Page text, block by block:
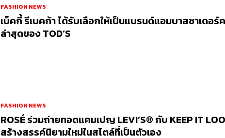
FASHION NEWS
เบ็คกี้ รีเบคก้า ได้รับเลือกให้เป็นแบรนด์แอมบาสซาเดอร์
ล่าสุดของ TOD’S
FASHION NEWS
ROSÉ ร่วมถ่ายทอดแคมเปญ LEVI’S® กับ KEEP IT
สร้างสรรค์นิยามใหม่ในสไตล์ที่เป็นตัวเอง